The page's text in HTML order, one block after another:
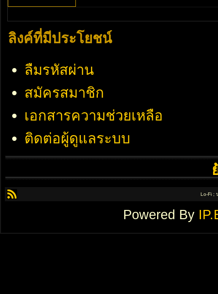
ลิงค์ที่มีประโยชน์
ลืมรหัสผ่าน
สมัครสมาชิก
เอกสารความช่วยเหลือ
ติดต่อผู้ดูแลระบบ
Lo-Fi ;
Powered By